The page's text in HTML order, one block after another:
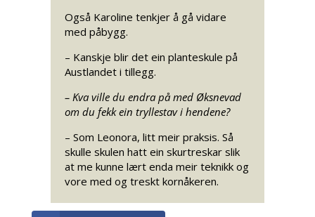
Også Karoline tenkjer å gå vidare
med påbygg.
– Kanskje blir det ein planteskule på
Austlandet i tillegg.
– Kva ville du endra på med Øksnevad
om du fekk ein tryllestav i hendene?
– Som Leonora, litt meir praksis. Så
skulle skulen hatt ein skurtreskar slik
at me kunne lært enda meir teknikk og
vore med og treskt kornåkeren.